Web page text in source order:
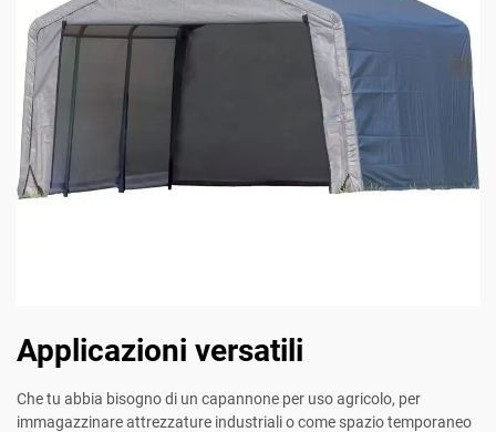
Applicazioni versatili
Che tu abbia bisogno di un capannone per uso agricolo, per
immagazzinare attrezzature industriali o come spazio temporaneo